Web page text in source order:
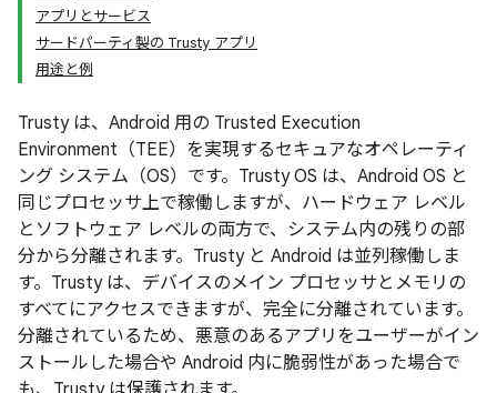
アプリとサービス
サードパーティ製の Trusty アプリ
用途と例
Trusty は、Android 用の Trusted Execution
Environment（TEE）を実現するセキュアなオペレーティ
ング システム（OS）です。Trusty OS は、Android OS と
同じプロセッサ上で稼働しますが、ハードウェア レベル
とソフトウェア レベルの両方で、システム内の残りの部
分から分離されます。Trusty と Android は並列稼働しま
す。Trusty は、デバイスのメイン プロセッサとメモリの
すべてにアクセスできますが、完全に分離されています。
分離されているため、悪意のあるアプリをユーザーがイン
ストールした場合や Android 内に脆弱性があった場合で